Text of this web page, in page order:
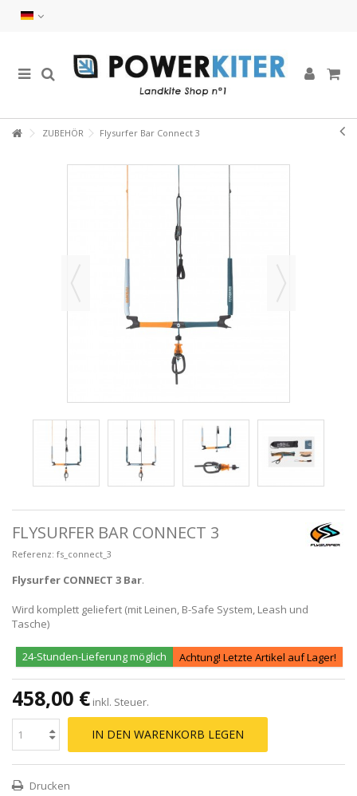
ZUBEHÖR Flysurfer Bar Connect 3
FLYSURFER BAR CONNECT 3
Referenz: fs_connect_3
Flysurfer CONNECT 3 Bar.
Wird komplett geliefert (mit Leinen, B-Safe System, Leash und
Tasche)
24-Stunden-Lieferung möglich Achtung! Letzte Artikel auf Lager!
458,00 € inkl. Steuer.
IN DEN WARENKORB LEGEN
Drucken